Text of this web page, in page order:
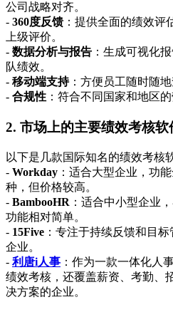
公司战略对齐。
- 360度反馈 ：提供全面的绩效评
上级评价。
- 数据分析与报告 ：生成可视化
队绩效。
- 移动端支持：方便员工随时随地
- 合规性 ：符合不同国家和地区
2. 市场上的主要绩效考核软
以下是几款国际知名的绩效考核
- Workday ：适合大型企业，功
种，但价格较高。
- BambooHR ：适合中小型企业
功能相对简单。
- 15Five ：专注于持续反馈和目
企业。
- 利唐i人事 ：作为一款一体化人
绩效考核，还覆盖薪资、考勤、
决方案的企业。